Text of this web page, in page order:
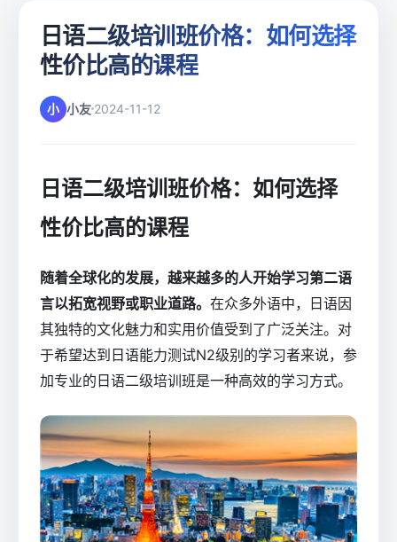
日语二级培训班价格：如何选择
性价比高的课程
小 小友 2024-11-12
日语二级培训班价格：如何选择
性价比高的课程
随着全球化的发展，越来越多的人开始学习第二语
言以拓宽视野或职业道路。 在众多外语中，日语因
其独特的文化魅力和实用价值受到了广泛关注。对
于希望达到日语能力测试N2级别的学习者来说，参
加专业的日语二级培训班是一种高效的学习方式。